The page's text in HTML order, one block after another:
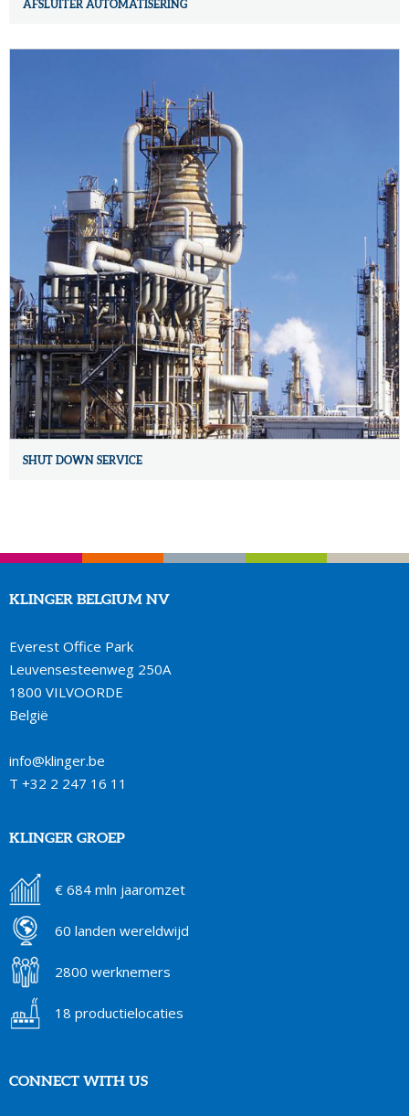
AFSLUITER AUTOMATISERING
SHUT DOWN SERVICE
KLINGER BELGIUM NV
Everest Office Park
Leuvensesteenweg 250A
1800 VILVOORDE
België
info@klinger.be
T +32 2 247 16 11
KLINGER GROEP
€ 684 mln jaaromzet
60 landen wereldwijd
2800 werknemers
18 productielocaties
CONNECT WITH US